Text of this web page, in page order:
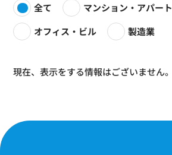
全て
マンション・アパート
オフィス・ビル
製造業
現在、表示をする情報はございません。